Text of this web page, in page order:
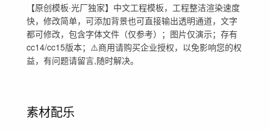
【原创模板·光厂独家】中文工程模板，工程整洁渲染速度
快，修改简单，可添加背景也可直接输出透明通道，文字
都可修改，包含字体文件（仅参考）；图片仅演示；存有
cc14/cc15版本；⚠️商用请购买企业授权，以免影响您的权
益，有问题请留言,随时解决。
素材配乐